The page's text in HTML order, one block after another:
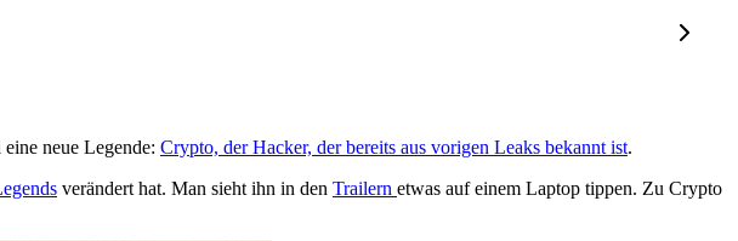
neue Legende: Crypto, der Hacker, der bereits aus vorigen Leaks bekannt ist.
verändert hat. Man sieht ihn in den Trailern etwas auf einem Laptop tippen. Zu Crypto